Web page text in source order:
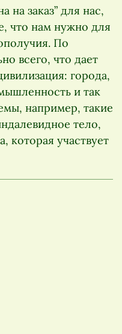
на заказ” для нас,
что нам нужно для
По
всего, что дает
города,
и так
например, такие
тело,
которая участвует